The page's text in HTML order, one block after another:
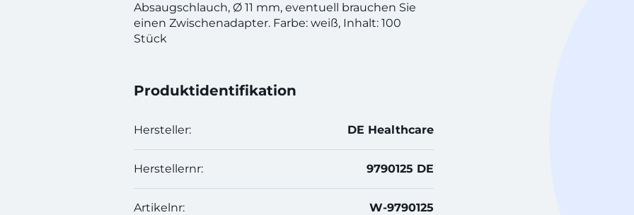
Absaugschlauch, Ø 11 mm, eventuell brauchen Sie
einen Zwischenadapter. Farbe: weiß, Inhalt: 100
Stück
Produktidentifikation
Hersteller: DE Healthcare
Herstellernr: 9790125 DE
Artikelnr: W-9790125